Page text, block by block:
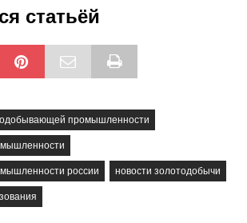
статьёй
промышленности
россии новости золотодобычи